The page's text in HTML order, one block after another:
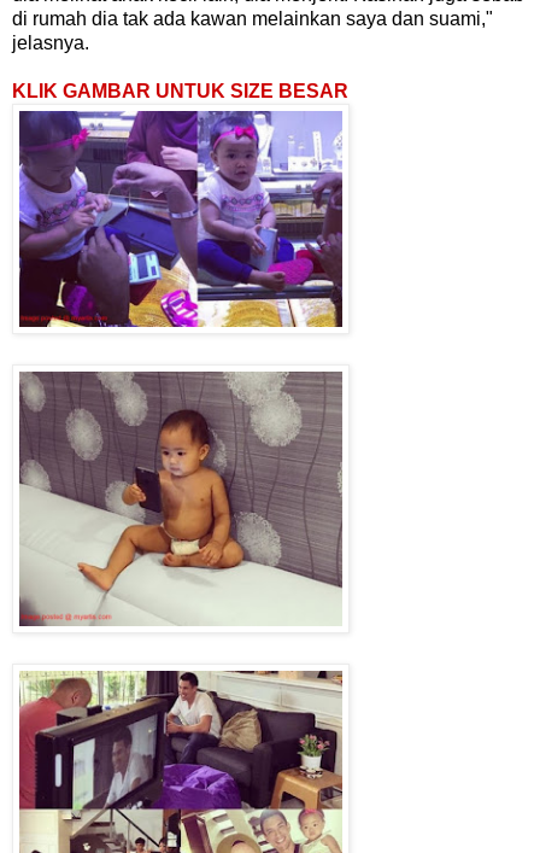
di rumah dia tak ada kawan melainkan saya dan suami,"
jelasnya.
KLIK GAMBAR UNTUK SIZE BESAR